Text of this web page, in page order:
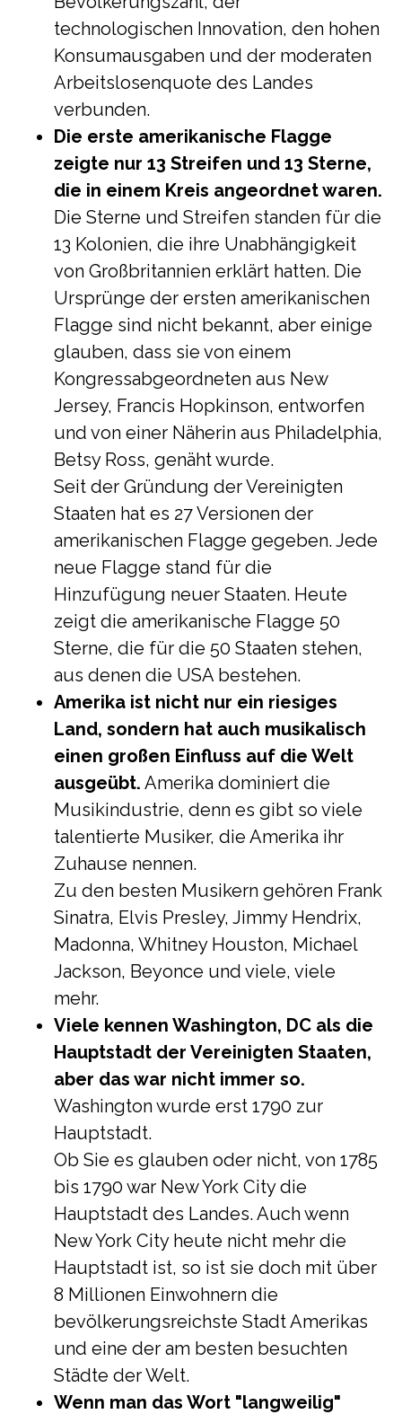
technologischen Innovation, den hohen
Konsumausgaben und der moderaten
Arbeitslosenquote des Landes
verbunden.
Die erste amerikanische Flagge
zeigte nur 13 Streifen und 13 Sterne,
die in einem Kreis angeordnet waren.
Die Sterne und Streifen standen für die
13 Kolonien, die ihre Unabhängigkeit
von Großbritannien erklärt hatten. Die
Ursprünge der ersten amerikanischen
Flagge sind nicht bekannt, aber einige
glauben, dass sie von einem
Kongressabgeordneten aus New
Jersey, Francis Hopkinson, entworfen
und von einer Näherin aus Philadelphia,
Betsy Ross, genäht wurde.
Seit der Gründung der Vereinigten
Staaten hat es 27 Versionen der
amerikanischen Flagge gegeben. Jede
neue Flagge stand für die
Hinzufügung neuer Staaten. Heute
zeigt die amerikanische Flagge 50
Sterne, die für die 50 Staaten stehen,
aus denen die USA bestehen.
Amerika ist nicht nur ein riesiges
Land, sondern hat auch musikalisch
einen großen Einfluss auf die Welt
ausgeübt. Amerika dominiert die
Musikindustrie, denn es gibt so viele
talentierte Musiker, die Amerika ihr
Zuhause nennen.
Zu den besten Musikern gehören Frank
Sinatra, Elvis Presley, Jimmy Hendrix,
Madonna, Whitney Houston, Michael
Jackson, Beyonce und viele, viele
mehr.
Viele kennen Washington, DC als die
Hauptstadt der Vereinigten Staaten,
aber das war nicht immer so.
Washington wurde erst 1790 zur
Hauptstadt.
Ob Sie es glauben oder nicht, von 1785
bis 1790 war New York City die
Hauptstadt des Landes. Auch wenn
New York City heute nicht mehr die
Hauptstadt ist, so ist sie doch mit über
8 Millionen Einwohnern die
bevölkerungsreichste Stadt Amerikas
und eine der am besten besuchten
Städte der Welt.
Wenn man das Wort "langweilig"